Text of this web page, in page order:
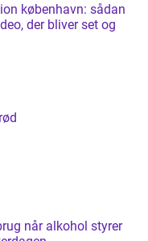
københavn: sådan
der bliver set og
styrer